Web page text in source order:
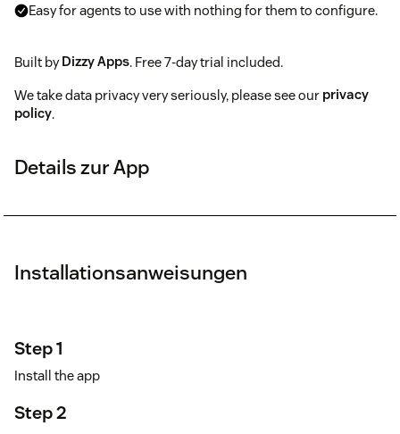
Easy for agents to use with nothing for them to configure.
Built byDizzy Apps. Free 7-day trial included.
We take data privacy very seriously, please see our privacy
policy.
Details zur App
Installationsanweisungen
Step 1
Install the app
Step 2